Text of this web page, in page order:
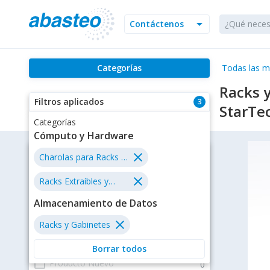
arrow_drop_down
Contáctenos
Categorías Todas las
3
Filtros aplicados
Categorías
Cómputo y Hardware
close
Charolas para Racks y
Gabinetes
close
Racks Extraíbles y
Backplanes
Almacenamiento de Datos
close
Racks y Gabinetes
Borrar todos
Racks
Filtros
Estatus
check_box_outline_blank En existencia
check_box_outline_blank Oferta
Envío Gratis
check_box_outline_blank Producto Nuevo 0